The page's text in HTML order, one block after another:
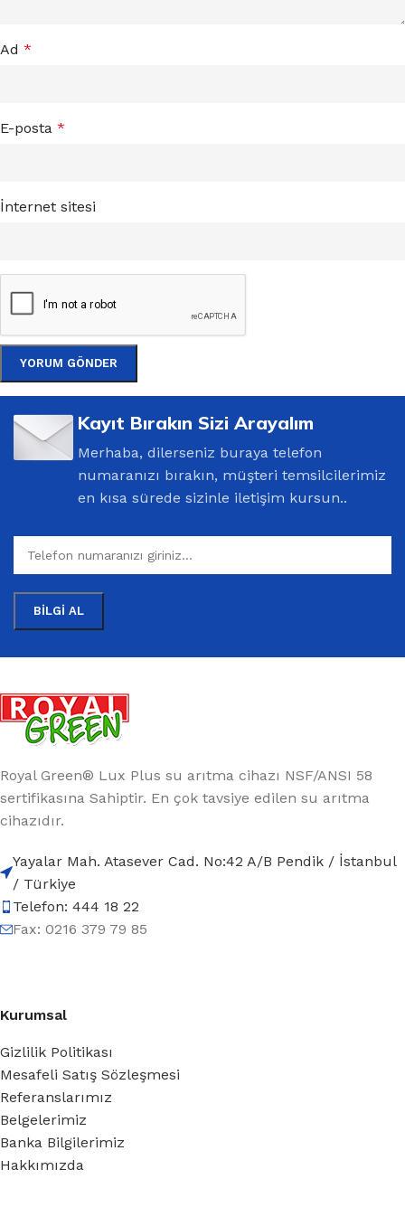
Ad *
E-posta *
İnternet sitesi
Kayıt Bırakın Sizi Arayalım
Merhaba, dilerseniz buraya telefon
numaranızı bırakın, müşteri temsilcilerimiz
en kısa sürede sizinle iletişim kursun..
Royal Green® Lux Plus su arıtma cihazı NSF/ANSI 58
sertifikasına Sahiptir. En çok tavsiye edilen su arıtma
cihazıdır.
Yayalar Mah. Atasever Cad. No:42 A/B Pendik / İstanbul
/ Türkiye
Telefon: 444 18 22
Fax: 0216 379 79 85
Kurumsal
Gizlilik Politikası
Mesafeli Satış Sözleşmesi
Referanslarımız
Belgelerimiz
Banka Bilgilerimiz
Hakkımızda